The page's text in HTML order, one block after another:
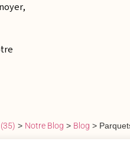
> Notre Blog > Blog >